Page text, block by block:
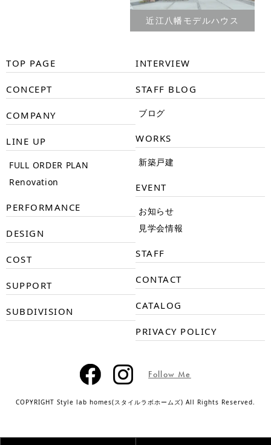
近江八幡モデルハウス
TOP PAGE
CONCEPT
COMPANY
LINE UP
FULL ORDER PLAN
Renovation
PERFORMANCE
DESIGN
COST
SUPPORT
SUBDIVISION
INTERVIEW
STAFF BLOG
ブログ
WORKS
新築戸建
EVENT
お知らせ
見学会情報
STAFF
CONTACT
CATALOG
PRIVACY POLICY
Follow Me
COPYRIGHT Style lab homes(スタイルラボホームズ) All Rights Reserved.